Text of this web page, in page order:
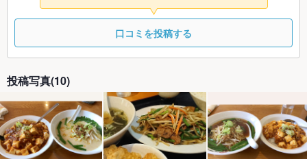
口コミを投稿する
投稿写真(10)